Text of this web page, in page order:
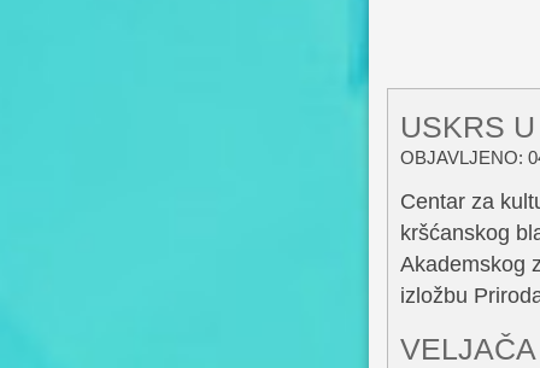
USKRS
OBJAVLJENO:
Centar za
kršćanskog
Akademskog
izložbu